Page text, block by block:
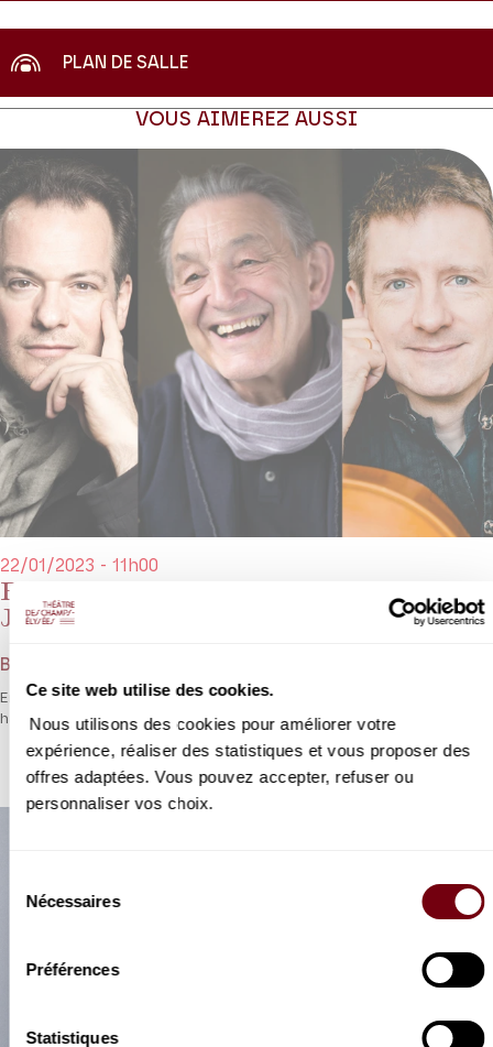
Ce site web utilise des cookies.
Nous utilisons des cookies pour améliorer votre
expérience, réaliser des statistiques et vous proposer des
offres adaptées. Vous pouvez accepter, refuser ou
personnaliser vos choix.
Nécessaires
Préférences
Statistiques
PLAN DE SALLE
VOUS AIMEREZ AUSSI
Emmanuel Pahud, Trevor Pinnock,
Jonathan Manson
22/01/2023 - 11h00
Bach
Emmanuel Pahud, Trevor Pinnock et Jonathan Mason, un trio de
haute volée pour Bach.